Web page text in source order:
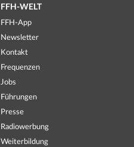
FFH-WELT
FFH-App
Newsletter
Kontakt
Frequenzen
Jobs
Führungen
Presse
Radiowerbung
Weiterbildung